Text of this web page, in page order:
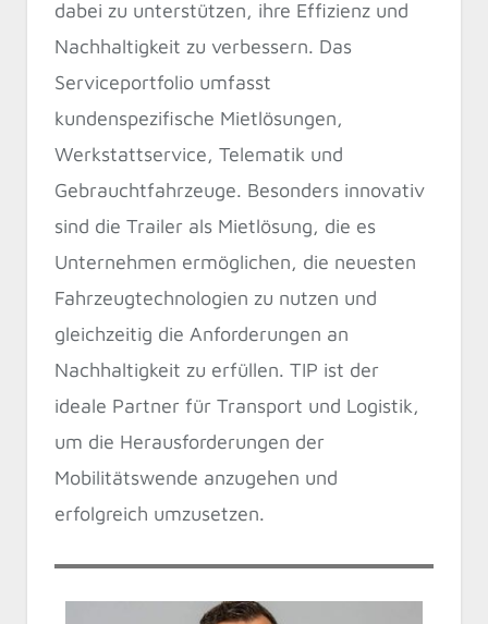
dabei zu unterstützen, ihre Effizienz und
Nachhaltigkeit zu verbessern. Das
Serviceportfolio umfasst
kundenspezifische Mietlösungen,
Werkstattservice, Telematik und
Gebrauchtfahrzeuge. Besonders innovativ
sind die Trailer als Mietlösung, die es
Unternehmen ermöglichen, die neuesten
Fahrzeugtechnologien zu nutzen und
gleichzeitig die Anforderungen an
Nachhaltigkeit zu erfüllen. TIP ist der
ideale Partner für Transport und Logistik,
um die Herausforderungen der
Mobilitätswende anzugehen und
erfolgreich umzusetzen.